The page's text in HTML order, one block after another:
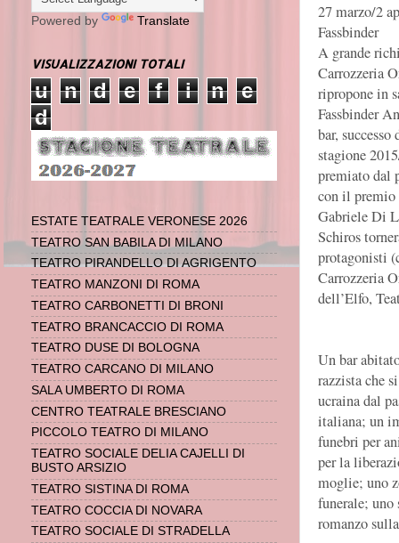
27 marzo/2
Fassbinder
A grande
Carrozzeria
ripropone in
Fassbinder
bar, successo
stagione
premiato dal
con il
Gabriele Di
Schiros
protagonisti
Carrozzeria
dell’Elfo,
Un bar
razzista che
ucraina dal
italiana; un
funebri per
per la
moglie; uno
funerale;
romanzo
Powered by Translate
VISUALIZZAZIONI TOTALI
u n d e f i n
e
d
ESTATE TEATRALE VERONESE 2026
TEATRO SAN BABILA DI MILANO
TEATRO PIRANDELLO DI AGRIGENTO
TEATRO MANZONI DI ROMA
TEATRO CARBONETTI DI BRONI
TEATRO BRANCACCIO DI ROMA
TEATRO DUSE DI BOLOGNA
TEATRO CARCANO DI MILANO
SALA UMBERTO DI ROMA
CENTRO TEATRALE BRESCIANO
PICCOLO TEATRO DI MILANO
TEATRO SOCIALE DELIA CAJELLI DI
BUSTO ARSIZIO
TEATRO SISTINA DI ROMA
TEATRO COCCIA DI NOVARA
TEATRO SOCIALE DI STRADELLA